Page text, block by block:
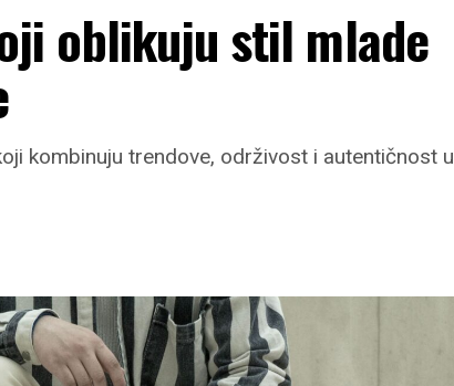
oblikuju stil mlade
kombinuju trendove, održivost i autentičnost u